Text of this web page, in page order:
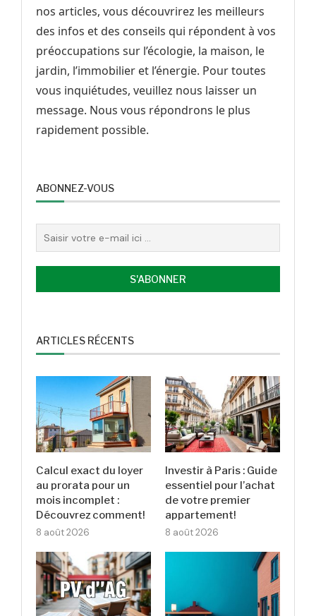
nos articles, vous découvrirez les meilleurs
des infos et des conseils qui répondent à vos
préoccupations sur l’écologie, la maison, le
jardin, l’immobilier et l’énergie. Pour toutes
vous inquiétudes, veuillez nous laisser un
message. Nous vous répondrons le plus
rapidement possible.
ABONNEZ-VOUS
ARTICLES RÉCENTS
Calcul exact du loyer
au prorata pour un
mois incomplet :
Découvrez comment!
8 août 2026
Investir à Paris : Guide
essentiel pour l’achat
de votre premier
appartement!
8 août 2026